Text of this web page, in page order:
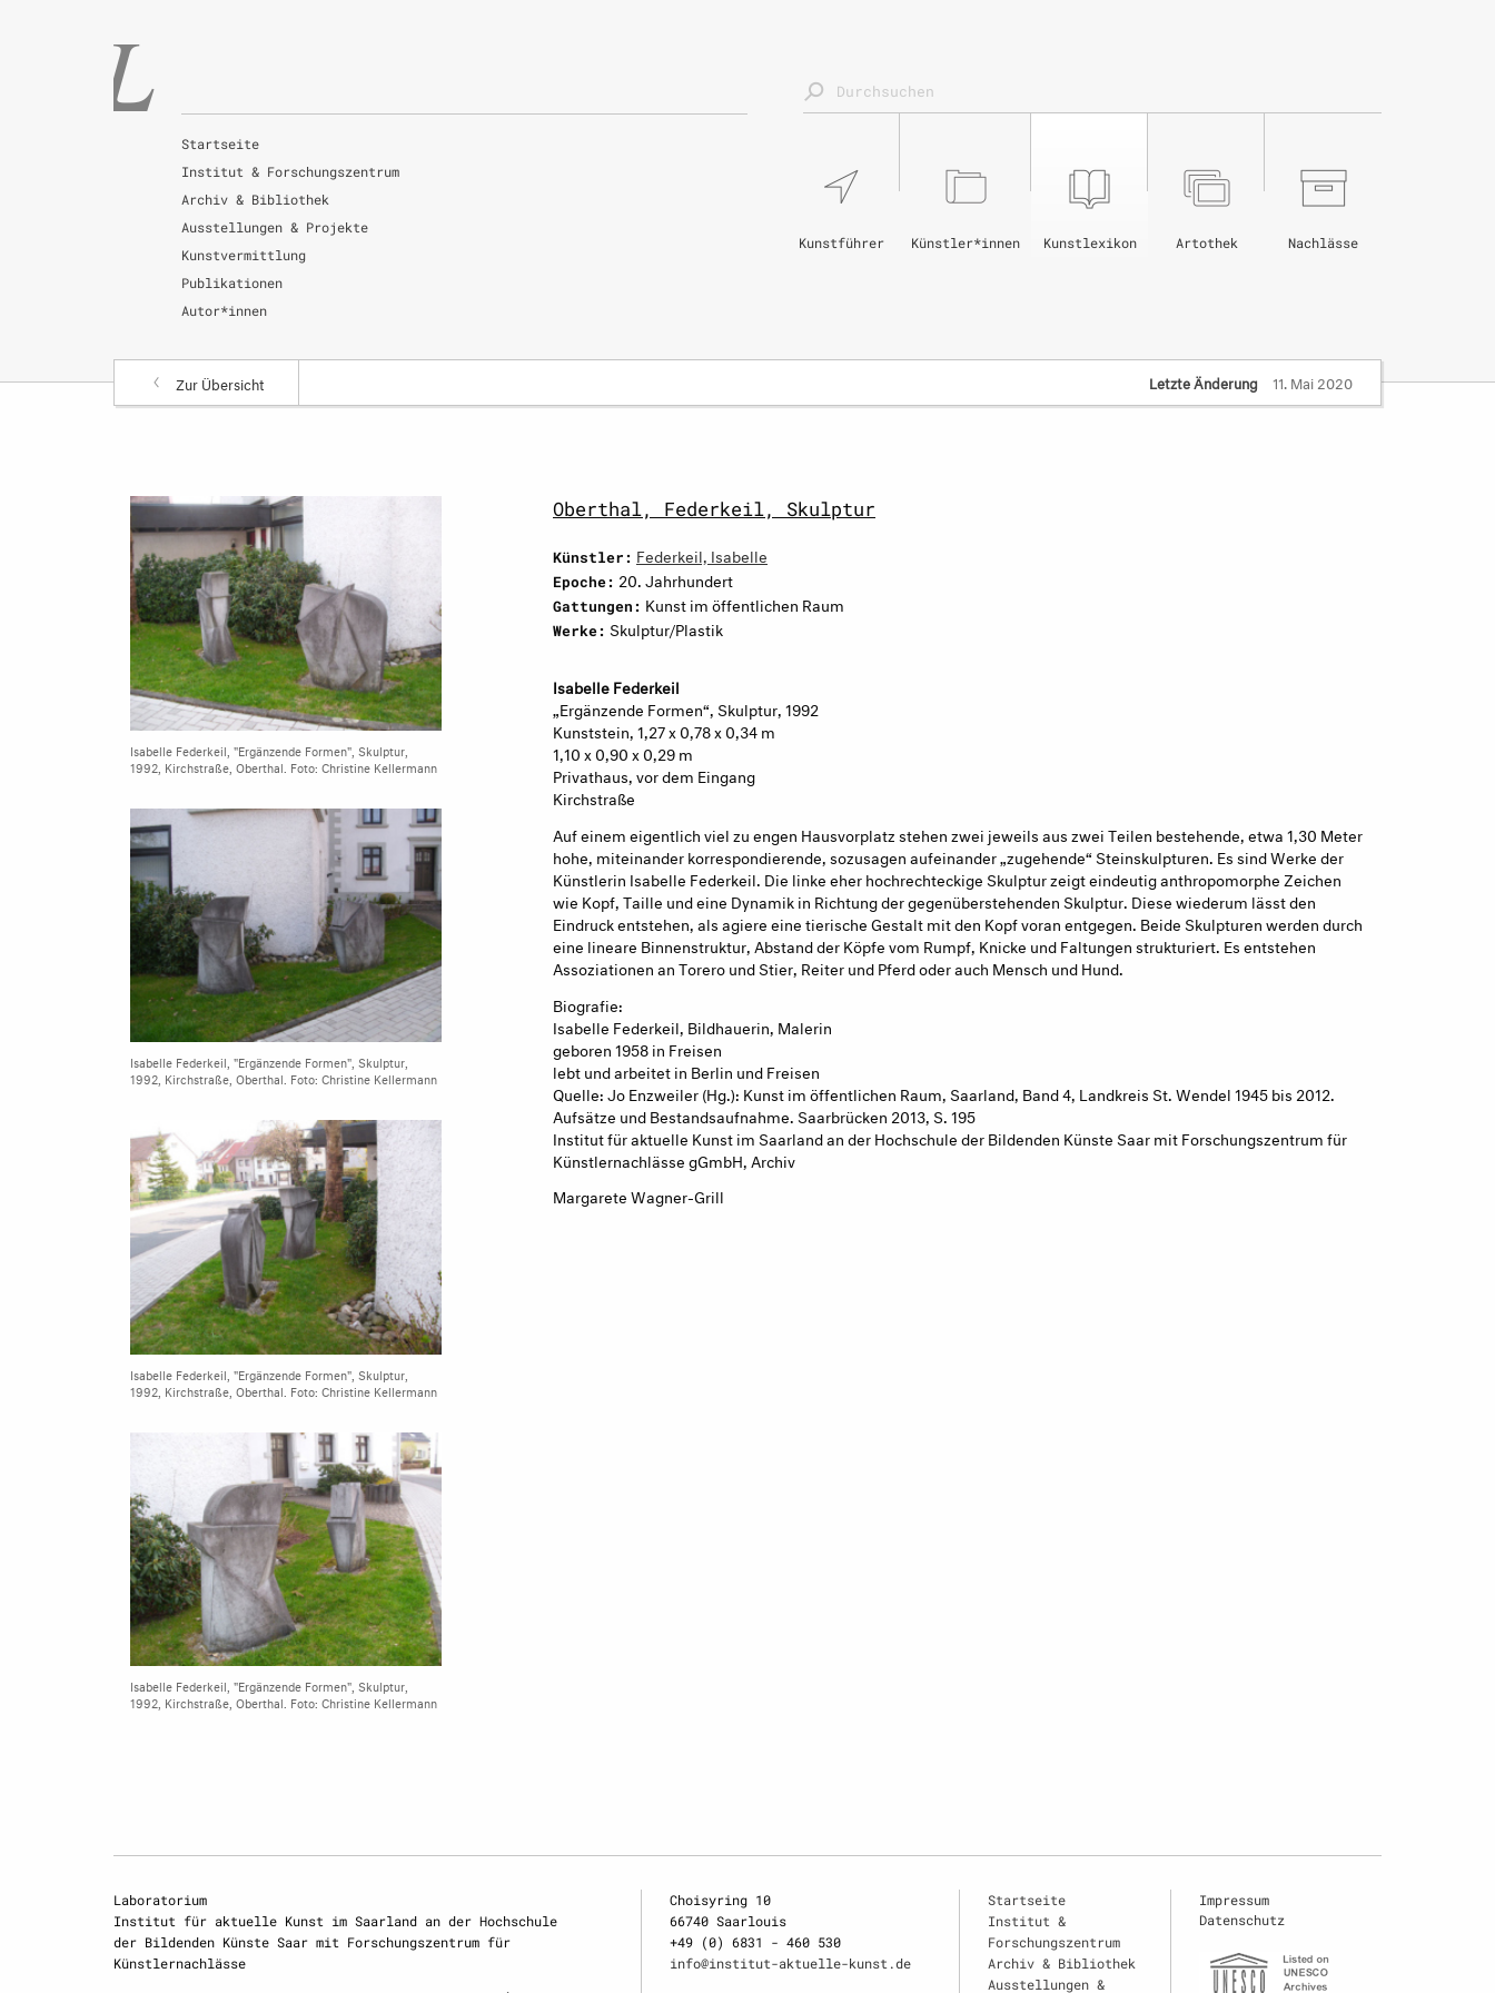
Startseite
Institut & Forschungszentrum
Archiv & Bibliothek
Ausstellungen & Projekte
Kunstvermittlung
Publikationen
Autor*innen
Nachlässe
Artothek
Kunstlexikon
Künstler*innen
Kunstführer
Zur Übersicht Letzte Änderung 11. Mai 2020
Isabelle Federkeil, "Ergänzende Formen", Skulptur,
1992, Kirchstraße, Oberthal. Foto: Christine Kellermann
Isabelle Federkeil, "Ergänzende Formen", Skulptur,
1992, Kirchstraße, Oberthal. Foto: Christine Kellermann
Isabelle Federkeil, "Ergänzende Formen", Skulptur,
1992, Kirchstraße, Oberthal. Foto: Christine Kellermann
Isabelle Federkeil, "Ergänzende Formen", Skulptur,
1992, Kirchstraße, Oberthal. Foto: Christine Kellermann
Oberthal, Federkeil, Skulptur
Künstler: Federkeil, Isabelle
Epoche: 20. Jahrhundert
Gattungen: Kunst im öffentlichen Raum
Werke: Skulptur/Plastik
IsabelleFederkeil
„Ergänzende Formen“, Skulptur, 1992
Kunststein, 1,27 x 0,78 x 0,34 m
1,10 x 0,90 x 0,29 m
Privathaus, vor dem Eingang
Kirchstraße
Auf einem eigentlich viel zu engen Hausvorplatz stehen zwei jeweils aus zwei Teilen bestehende, etwa 1,30 Meter
hohe, miteinander korrespondierende, sozusagen aufeinander „zugehende“ Steinskulpturen. Es sind Werke der
Künstlerin Isabelle Federkeil. Die linke eher hochrechteckige Skulptur zeigt eindeutig anthropomorphe Zeichen
wie Kopf, Taille und eine Dynamik in Richtung der gegenüberstehenden Skulptur. Diese wiederum lässt den
Eindruck entstehen, als agiere eine tierische Gestalt mit den Kopf voran entgegen. Beide Skulpturen werden durch
eine lineare Binnenstruktur, Abstand der Köpfe vom Rumpf, Knicke und Faltungen strukturiert. Es entstehen
Assoziationen an Torero und Stier, Reiter und Pferd oder auch Mensch und Hund.
Biografie:
Isabelle Federkeil, Bildhauerin, Malerin
geboren 1958 in Freisen
lebt und arbeitet in Berlin und Freisen
Quelle: Jo Enzweiler (Hg.): Kunst im öffentlichen Raum, Saarland, Band 4, Landkreis St. Wendel 1945 bis 2012.
Aufsätze und Bestandsaufnahme. Saarbrücken 2013, S. 195
Institut für aktuelle Kunst im Saarland an der Hochschule der Bildenden Künste Saar mit Forschungszentrum für
Künstlernachlässe gGmbH, Archiv
Margarete Wagner-Grill
Laboratorium
Institut für aktuelle Kunst im Saarland an der Hochschule
der Bildenden Künste Saar mit Forschungszentrum für
Künstlernachlässe
Choisyring 10
66740 Saarlouis
+49 (0) 6831 - 460 530
info@institut-aktuelle-kunst.de
Startseite
Institut &
Forschungszentrum
Archiv & Bibliothek
Ausstellungen &
Impressum
Datenschutz